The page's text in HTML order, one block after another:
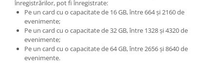
înregistrărilor, pot fi înregistrate:
Pe un card cu o capacitate de 16 GB, între 664 și 2160 de
evenimente;
Pe un card cu o capacitate de 32 GB, între 1328 și 4320 de
evenimente;
Pe un card cu o capacitate de 64 GB, între 2656 și 8640 de
evenimente.